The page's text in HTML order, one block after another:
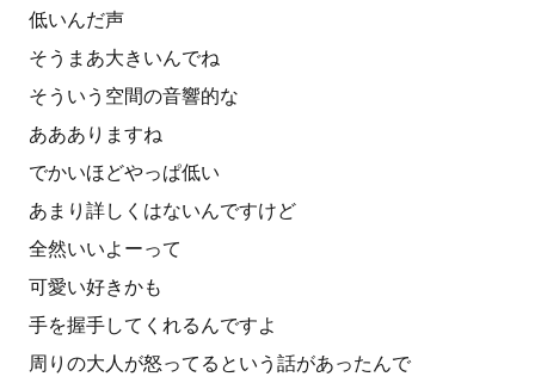
低いんだ声
そうまあ大きいんでね
そういう空間の音響的な
ああありますね
でかいほどやっぱ低い
あまり詳しくはないんですけど
全然いいよーって
可愛い好きかも
手を握手してくれるんですよ
周りの大人が怒ってるという話があったんで